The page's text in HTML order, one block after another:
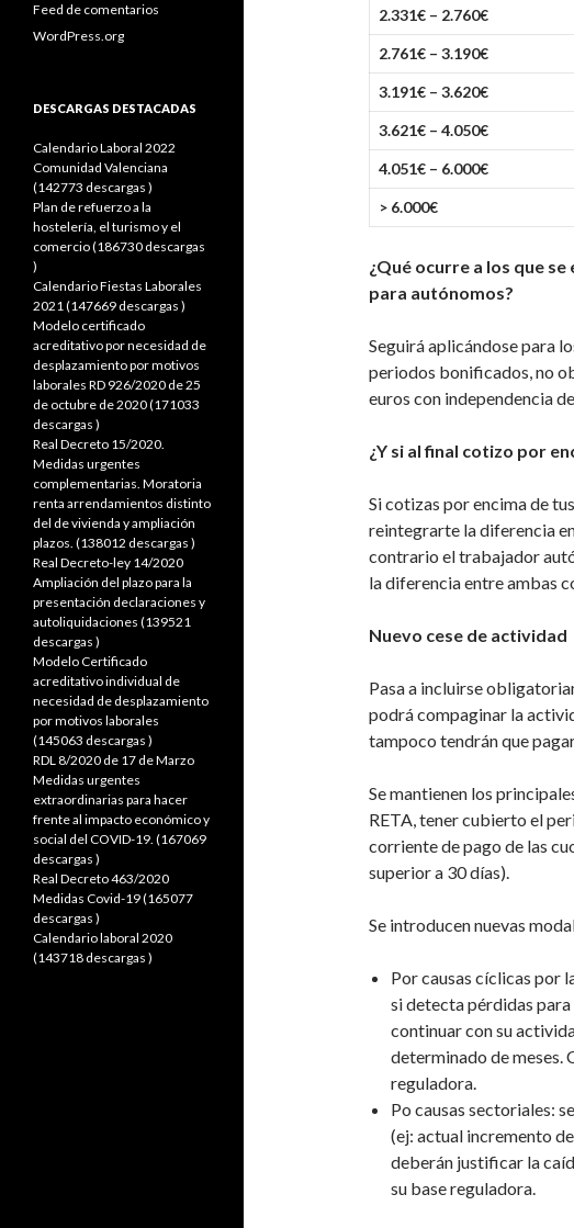
2.331€ – 2.760€
2.761€ – 3.190€
3.191€ – 3.620€
3.621€ – 4.050€
4.051€ – 6.000€
> 6.000€
¿Qué ocurre a los que
para autónomos?
Seguirá aplicándose para
periodos bonificados, no
euros con independencia
¿Y si al final cotizo por
Si cotizas por encima de
reintegrarte la diferencia
contrario el trabajador
la diferencia entre ambas
Nuevo cese de actividad
Pasa a incluirse
podrá compaginar la
tampoco tendrán que
Se mantienen los
RETA, tener cubierto el
corriente de pago de las
superior a 30 días).
Se introducen nuevas
Por causas cíclicas por
si detecta pérdidas
continuar con su
determinado de meses.
reguladora.
Po causas sectoriales:
(ej: actual incremento
deberán justificar la
su base reguladora.
Feed de comentarios
WordPress.org
DESCARGAS DESTACADAS
Calendario Laboral 2022
Comunidad Valenciana
(142773 descargas )
Plan de refuerzo a la
hostelería, el turismo y el
comercio (186730 descargas
)
Calendario Fiestas Laborales
2021 (147669 descargas )
Modelo certificado
acreditativo por necesidad de
desplazamiento por motivos
laborales RD 926/2020 de 25
de octubre de 2020 (171033
descargas )
Real Decreto 15/2020.
Medidas urgentes
complementarias. Moratoria
renta arrendamientos distinto
del de vivienda y ampliación
plazos. (138012 descargas )
Real Decreto-ley 14/2020
Ampliación del plazo para la
presentación declaraciones y
autoliquidaciones (139521
descargas )
Modelo Certificado
acreditativo individual de
necesidad de desplazamiento
por motivos laborales
(145063 descargas )
RDL 8/2020 de 17 de Marzo
Medidas urgentes
extraordinarias para hacer
frente al impacto económico y
social del COVID-19. (167069
descargas )
Real Decreto 463/2020
Medidas Covid-19 (165077
descargas )
Calendario laboral 2020
(143718 descargas )